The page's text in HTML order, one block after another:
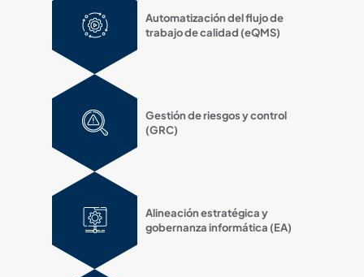
Automatización del flujo de
trabajo de calidad (eQMS)
Gestión de riesgos y control
(GRC)
Alineación estratégica y
gobernanza informática (EA)